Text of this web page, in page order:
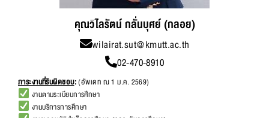
คุณวิไลรัตน์ กลั่นบุศย์(กลอย)
wilairat.sut@kmutt.ac.th
02-470-8910
ภาระงานที่รับผิดชอบ:(อัพเดท ณ 1 ม.ค. 2569)
งานตามระเบียบการศึกษา
งานบริการการศึกษา